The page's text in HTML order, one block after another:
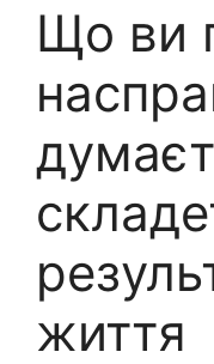
Що ви
життя